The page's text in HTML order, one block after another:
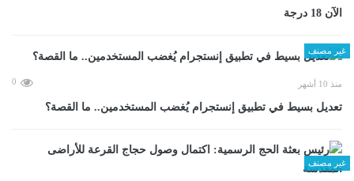
الآن 18 درجة
غير مصنف
منذ 10 أشهر 0
تعديل بسيط في تطبيق إنستجرام يُغضب المستخدمين.. ما القصة؟
غير مصنف